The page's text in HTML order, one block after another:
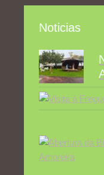
Noticias